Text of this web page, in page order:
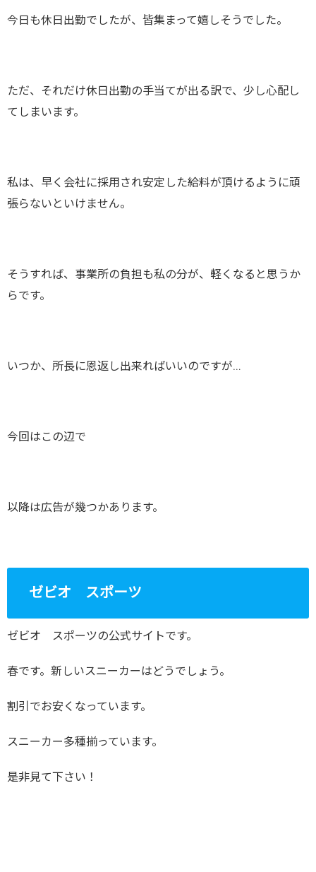
今日も休日出勤でしたが、皆集まって嬉しそうでした。
ただ、それだけ休日出勤の手当てが出る訳で、少し心配し
てしまいます。
私は、早く会社に採用され安定した給料が頂けるように頑
張らないといけません。
そうすれば、事業所の負担も私の分が、軽くなると思うか
らです。
いつか、所長に恩返し出来ればいいのですが…
今回はこの辺で
以降は広告が幾つかあります。
ゼビオ スポーツ
ゼビオ スポーツの公式サイトです。
春です。新しいスニーカーはどうでしょう。
割引でお安くなっています。
スニーカー多種揃っています。
是非見て下さい！